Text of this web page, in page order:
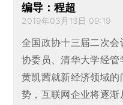
编导：程超
2019年03月13日 09:19
全国政协十三届二次
协委员、清华大学经
黄凯茜就新经济领域
势，互联网企业将逐